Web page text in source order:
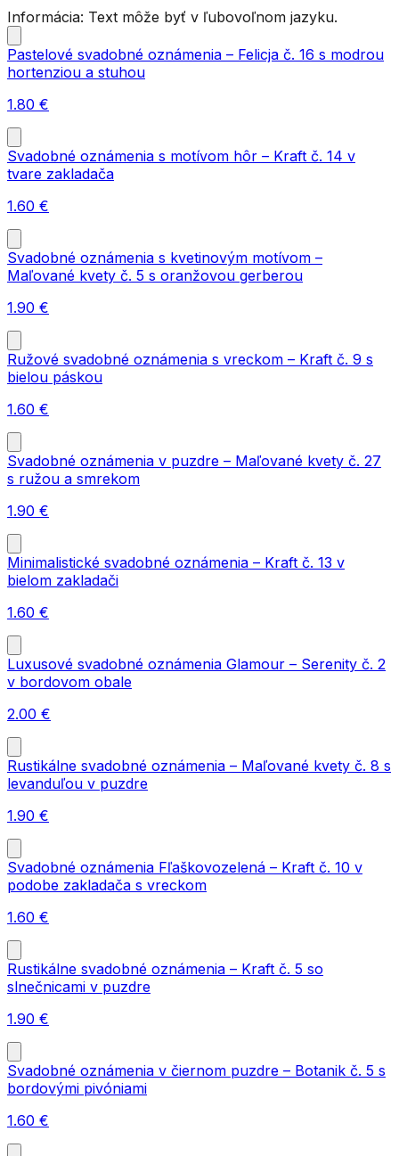
Informácia: Text môže byť v ľubovoľnom jazyku.
Pastelové svadobné oznámenia – Felicja č. 16 s modrou
hortenziou a stuhou
1.80 €
Svadobné oznámenia s motívom hôr – Kraft č. 14 v
tvare zakladača
1.60 €
Svadobné oznámenia s kvetinovým motívom –
Maľované kvety č. 5 s oranžovou gerberou
1.90 €
Ružové svadobné oznámenia s vreckom – Kraft č. 9 s
bielou páskou
1.60 €
Svadobné oznámenia v puzdre – Maľované kvety č. 27
s ružou a smrekom
1.90 €
Minimalistické svadobné oznámenia – Kraft č. 13 v
bielom zakladači
1.60 €
Luxusové svadobné oznámenia Glamour – Serenity č. 2
v bordovom obale
2.00 €
Rustikálne svadobné oznámenia – Maľované kvety č. 8 s
levanduľou v puzdre
1.90 €
Svadobné oznámenia Fľaškovozelená – Kraft č. 10 v
podobe zakladača s vreckom
1.60 €
Rustikálne svadobné oznámenia – Kraft č. 5 so
slnečnicami v puzdre
1.90 €
Svadobné oznámenia v čiernom puzdre – Botanik č. 5 s
bordovými pivóniami
1.60 €